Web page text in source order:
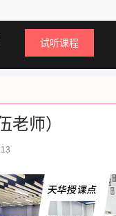
试听课程
老师）